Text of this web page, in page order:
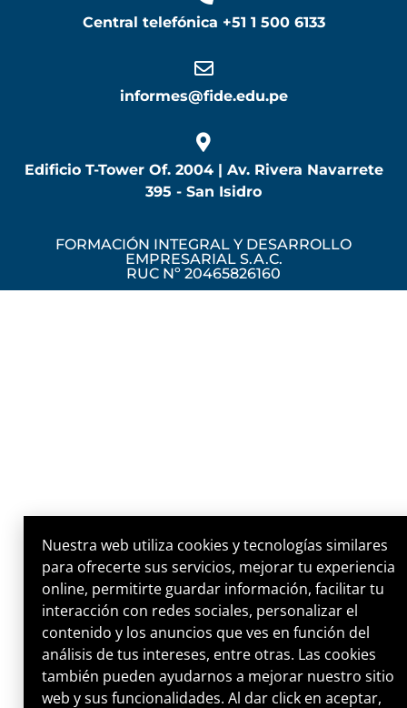
Central telefónica +51 1 500 6133
informes@fide.edu.pe
Edificio T-Tower Of. 2004 | Av. Rivera Navarrete
395 - San Isidro
FORMACIÓN INTEGRAL Y DESARROLLO
EMPRESARIAL S.A.C.
RUC Nº 20465826160
Nuestra web utiliza cookies y tecnologías similares
para ofrecerte sus servicios, mejorar tu experiencia
online, permitirte guardar información, facilitar tu
interacción con redes sociales, personalizar el
contenido y los anuncios que ves en función del
análisis de tus intereses, entre otras. Las cookies
también pueden ayudarnos a mejorar nuestro sitio
web y sus funcionalidades. Al dar click en aceptar,